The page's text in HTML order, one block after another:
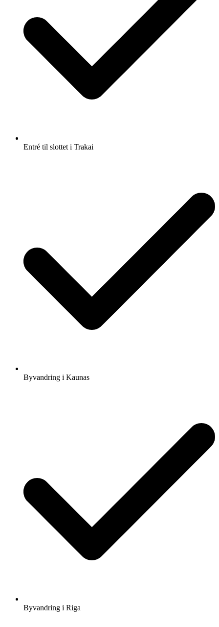
Entré til slottet i Trakai
Byvandring i Kaunas
Byvandring i Riga